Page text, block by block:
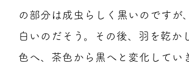
の部分は成虫らしく黒いのですが
白いのだそう。その後、羽を乾か
色へ、茶色から黒へと変化してい